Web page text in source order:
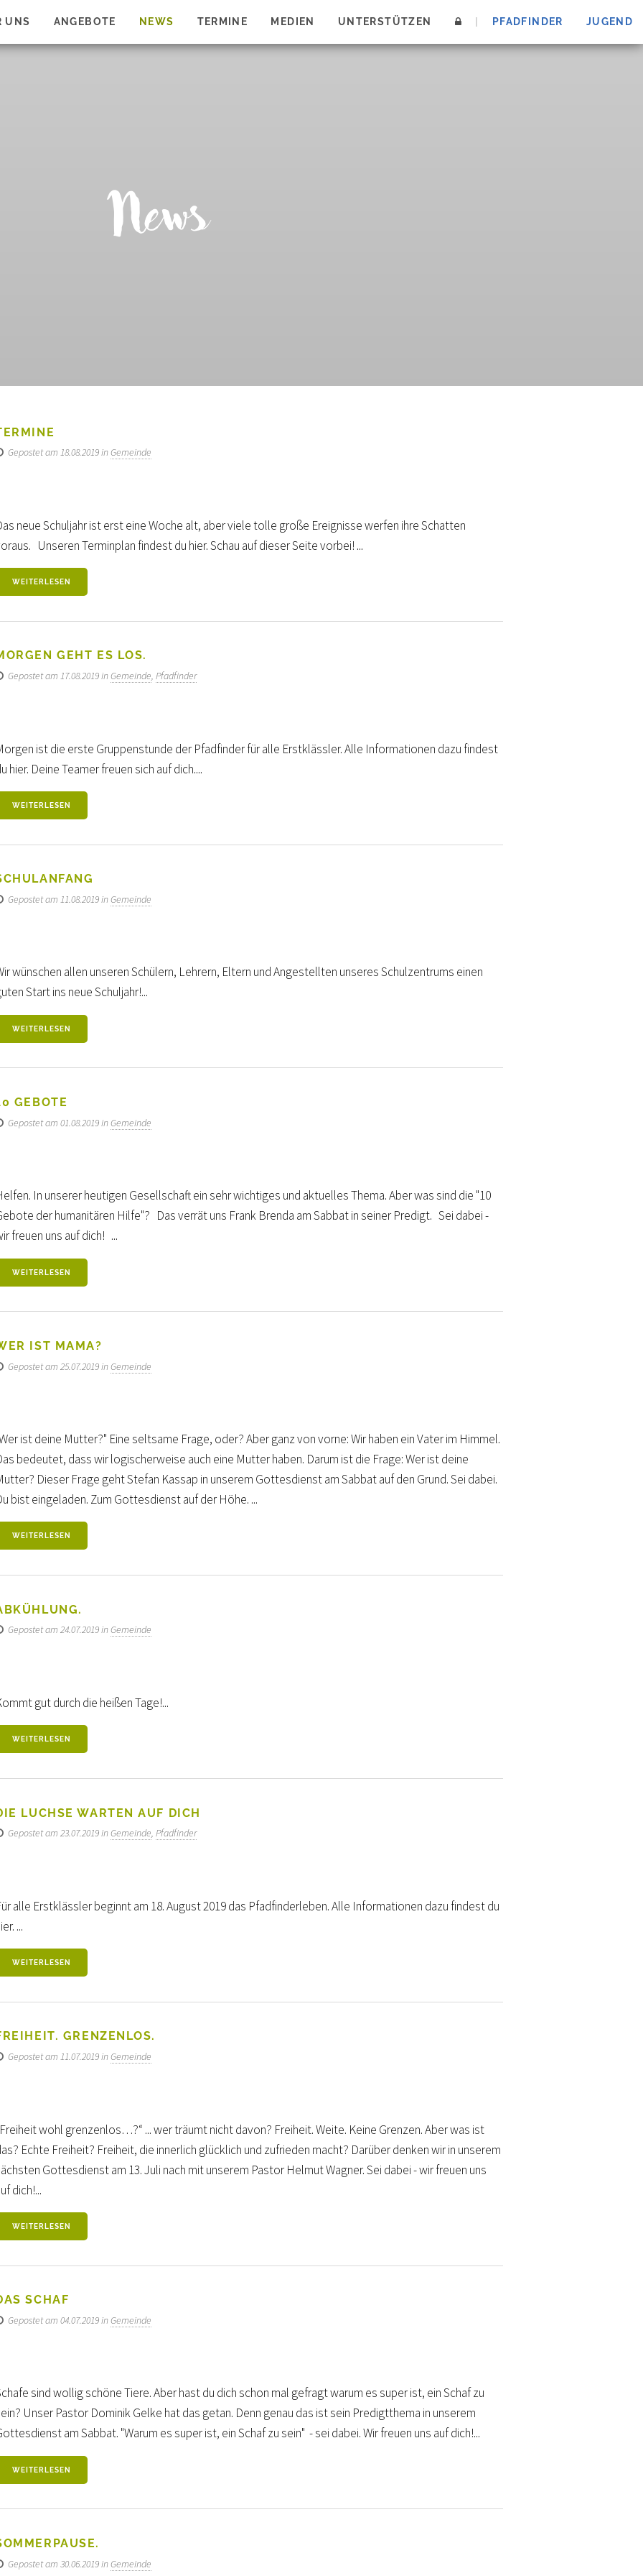
UNS ANGEBOTE NEWS TERMINE MEDIEN UNTERSTÜTZEN PFADFINDER JUGEND
News
Gepostet am 18.08.2019 inGemeinde
neue Schuljahr ist erst eine Woche alt, aber viele tolle große Ereignisse werfen ihre Schatten
Unseren Terminplan findest du hier. Schau auf dieser Seite vorbei! ...
WEITERLESEN
GEHT ES LOS.
Gepostet am 17.08.2019 inGemeinde,Pfadfinder
ist die erste Gruppenstunde der Pfadfinder für alle Erstklässler. Alle Informationen dazu findest
hier. Deine Teamer freuen sich auf dich....
WEITERLESEN
Gepostet am 11.08.2019 inGemeinde
wünschen allen unseren Schülern, Lehrern, Eltern und Angestellten unseres Schulzentrums einen
Start ins neue Schuljahr!...
WEITERLESEN
GEBOTE
Gepostet am 01.08.2019 inGemeinde
In unserer heutigen Gesellschaft ein sehr wichtiges und aktuelles Thema. Aber was sind die "10
der humanitären Hilfe"? Das verrät uns Frank Brenda am Sabbat in seiner Predigt. Sei dabei -
freuen uns auf dich! ...
WEITERLESEN
IST MAMA?
Gepostet am 25.07.2019 inGemeinde
ist deine Mutter?" Eine seltsame Frage, oder? Aber ganz von vorne: Wir haben ein Vater im Himmel.
bedeutet, dass wir logischerweise auch eine Mutter haben. Darum ist die Frage: Wer ist deine
Dieser Frage geht Stefan Kassap in unserem Gottesdienst am Sabbat auf den Grund. Sei dabei.
bist eingeladen. Zum Gottesdienst auf der Höhe. ...
WEITERLESEN
Gepostet am 24.07.2019 inGemeinde
gut durch die heißen Tage!...
WEITERLESEN
LUCHSE WARTEN AUF DICH
Gepostet am 23.07.2019 inGemeinde,Pfadfinder
alle Erstklässler beginnt am 18. August 2019 das Pfadfinderleben. Alle Informationen dazu findest du
...
WEITERLESEN
GRENZENLOS.
Gepostet am 11.07.2019 inGemeinde
wohl grenzenlos…?“ ... wer träumt nicht davon? Freiheit. Weite. Keine Grenzen. Aber was ist
Echte Freiheit? Freiheit, die innerlich glücklich und zufrieden macht? Darüber denken wir in unserem
Gottesdienst am 13. Juli nach mit unserem Pastor Helmut Wagner. Sei dabei - wir freuen uns
dich!...
WEITERLESEN
SCHAF
Gepostet am 04.07.2019 inGemeinde
sind wollig schöne Tiere. Aber hast du dich schon mal gefragt warum es super ist, ein Schaf zu
Unser Pastor Dominik Gelke hat das getan. Denn genau das ist sein Predigtthema in unserem
am Sabbat. "Warum es super ist, ein Schaf zu sein" - sei dabei. Wir freuen uns auf dich!...
WEITERLESEN
Gepostet am 30.06.2019 inGemeinde